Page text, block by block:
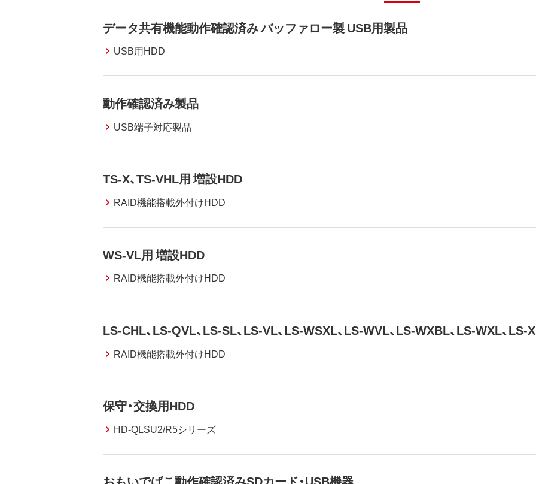
データ共有機能動作確認済み バッファロー製 USB用製品
USB用HDD
動作確認済み製品
USB端子対応製品
TS-X、TS-VHL用 増設HDD
RAID機能搭載外付けHDD
WS-VL用 増設HDD
RAID機能搭載外付けHDD
LS-CHL、LS-QVL、LS-SL、LS-VL、LS-WSXL、LS-WVL、LS-WXBL、LS-WXL、
RAID機能搭載外付けHDD
保守・交換用HDD
HD-QLSU2/R5シリーズ